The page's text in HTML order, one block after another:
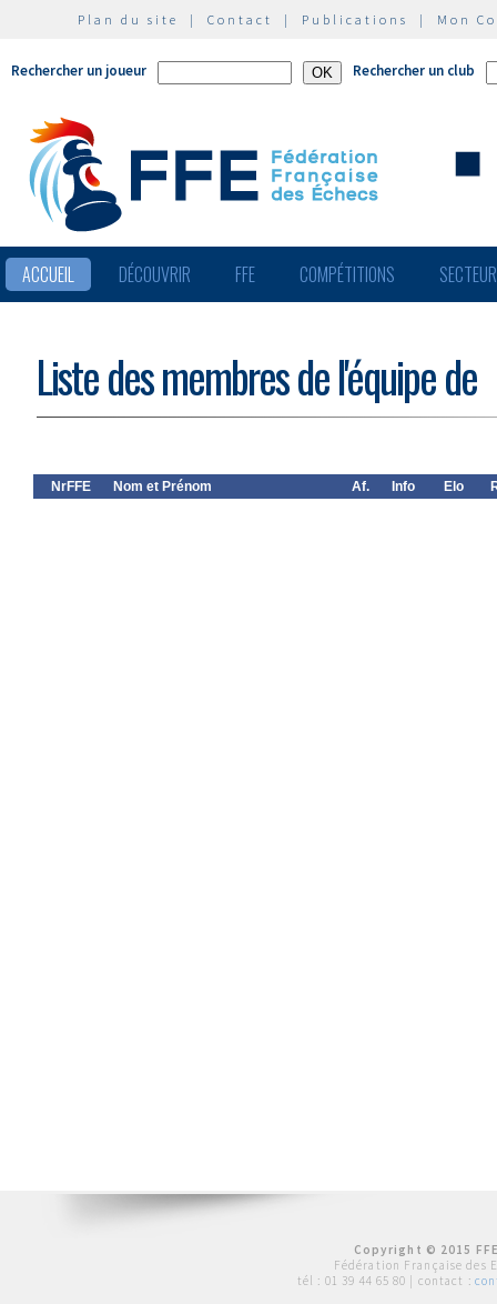
Plan du site | Contact | Publications | Mon
Rechercher un joueur Rechercher un club
ACCUEIL DÉCOUVRIR FFE COMPÉTITIONS
Liste des membres de l'équipe de
NrFFE Nom et Prénom Af. Info Elo
Copyright © 2015
Fédération Française des
tél : 01 39 44 65 80 | contact :